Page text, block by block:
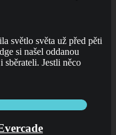
světlo světa už před pěti
si našel oddanou
sběrateli. Jestli něco